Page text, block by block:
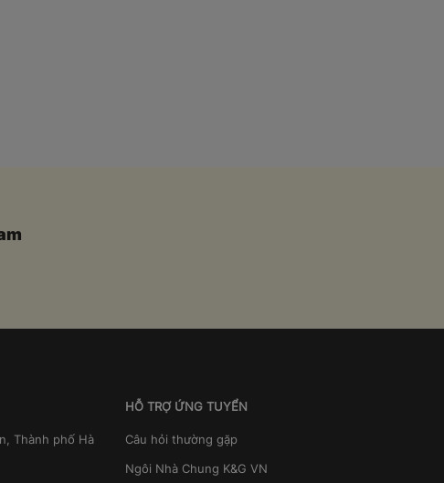
Thành phố Hà
HỖ TRỢ ỨNG TUYỂN
Câu hỏi thường gặp
Ngôi Nhà Chung K&G VN